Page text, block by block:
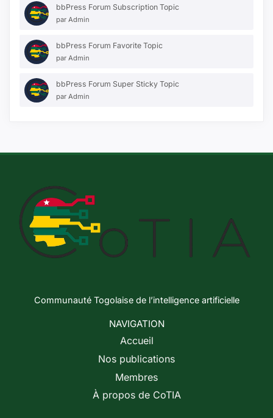
bbPress Forum Subscription Topic
par Admin
bbPress Forum Favorite Topic
par Admin
bbPress Forum Super Sticky Topic
par Admin
Communauté Togolaise de l’intelligence artificielle
NAVIGATION
Accueil
Nos publications
Membres
À propos de CoTIA